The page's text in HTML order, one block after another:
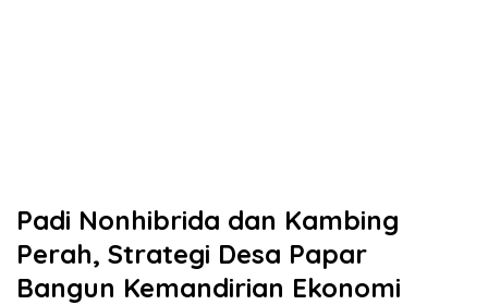
Padi Nonhibrida dan Kambing
Perah, Strategi Desa Papar
Bangun Kemandirian Ekonomi